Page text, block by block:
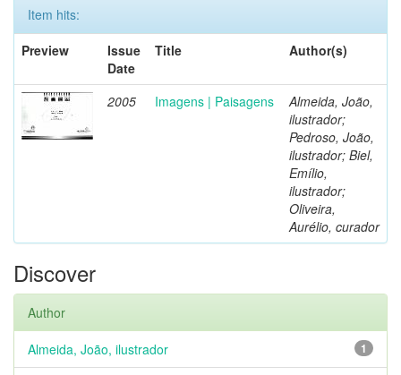
Item hits:
Preview
Issue
Date
Title Author(s)
2005 Imagens | Paisagens
Almeida, João,
ilustrador;
Pedroso, João,
ilustrador; Biel,
Emílio,
ilustrador;
Oliveira,
Aurélio, curador
Discover
Author
1
Almeida, João, ilustrador